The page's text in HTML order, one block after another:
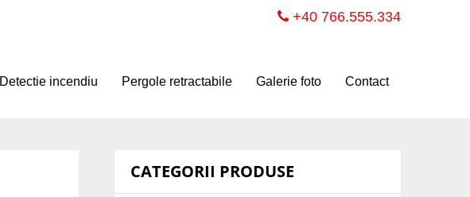
+40 766.555.334
Detectie incendiu Pergole retractabile Galerie foto Contact
CATEGORII PRODUSE